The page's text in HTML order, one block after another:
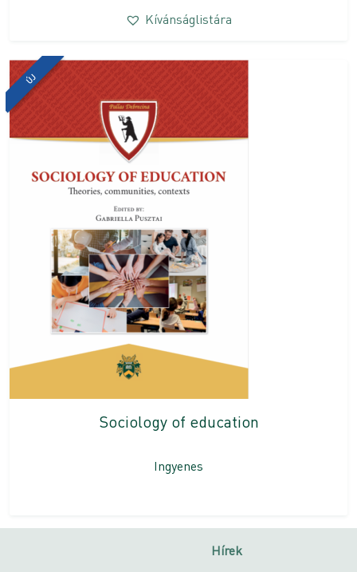
Kívánságlistára
ÚJ
Sociology of education
Ingyenes
Hírek